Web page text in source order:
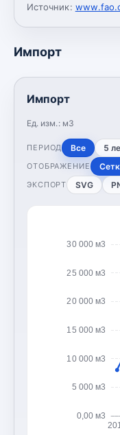
Источник:
Импорт
Импорт
Ед. изм.: м3
ПЕРИОД Все 5
ОТОБРАЖЕНИЕ
ЭКСПОРТ SVG
0,00 м3
5 000 м3
10 000 м3
15 000 м3
20 000 м3
25 000 м3
30 000 м3